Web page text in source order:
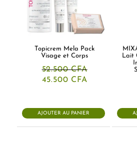
Topicrem Mela Pack
Visage et Corps
52.500CFA
Le
52.500 CFA.
45.500 CFA
45.500 CFA.
AJOUTER AU PANIER
Lait